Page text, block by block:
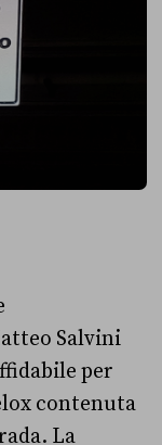
Salvini
per
contenuta
La